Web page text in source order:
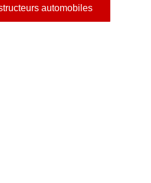
automobiles